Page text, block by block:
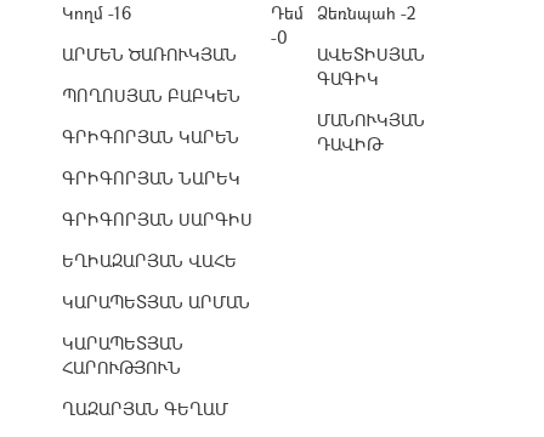
Կողմ -16
ԱՐՄԵՆ ԾԱՌՈՒԿՅԱՆ
ՊՈՂՈՍՅԱՆ ԲԱԲԿԵՆ
ԳՐԻԳՈՐՅԱՆ ԿԱՐԵՆ
ԳՐԻԳՈՐՅԱՆ ՆԱՐԵԿ
ԳՐԻԳՈՐՅԱՆ ՍԱՐԳԻՍ
ԵՂԻԱԶԱՐՅԱՆ ՎԱՀԵ
ԿԱՐԱՊԵՏՅԱՆ ԱՐՄԱՆ
ԿԱՐԱՊԵՏՅԱՆ
ՀԱՐՈՒԹՅՈՒՆ
ՂԱԶԱՐՅԱՆ ԳԵՂԱՄ
Դեմ
-0
Ձեռնպահ -2
ԱՎԵՏԻՍՅԱՆ
ԳԱԳԻԿ
ՄԱՆՈՒԿՅԱՆ
ԴԱՎԻԹ